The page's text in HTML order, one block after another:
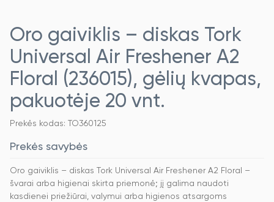
Oro gaiviklis – diskas Tork
Universal Air Freshener A2
Floral (236015), gėlių kvapas,
pakuotėje 20 vnt.
Prekės kodas: TO360125
Prekės savybės
Oro gaiviklis – diskas Tork Universal Air Freshener A2 Floral –
švarai arba higienai skirta priemonė; jį galima naudoti
kasdienei priežiūrai, valymui arba higienos atsargoms